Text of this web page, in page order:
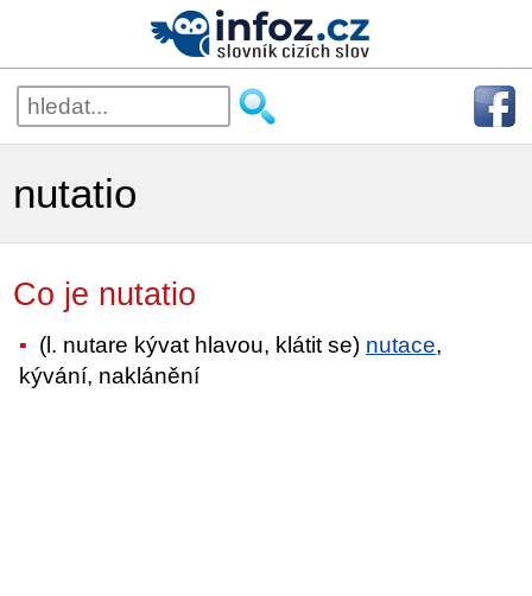
nutatio
Co je nutatio
(l. nutare kývat hlavou, klátit se) nutace,
kývání, naklánění